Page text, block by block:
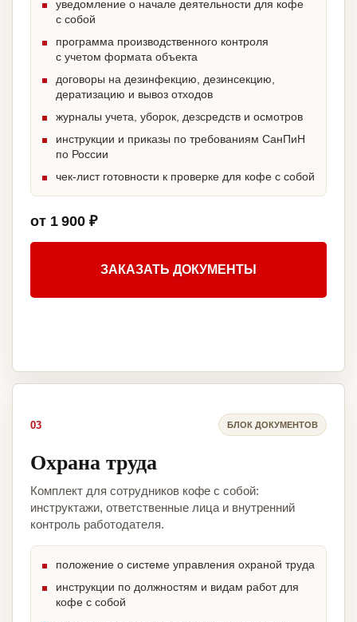
уведомление о начале деятельности для кофе
с собой
программа производственного контроля
с учетом формата объекта
договоры на дезинфекцию, дезинсекцию,
дератизацию и вывоз отходов
журналы учета, уборок, дезсредств и осмотров
инструкции и приказы по требованиям СанПиН
по России
чек-лист готовности к проверке для кофе с собой
от 1 900 ₽
ЗАКАЗАТЬ ДОКУМЕНТЫ
03 БЛОК ДОКУМЕНТОВ
Охрана труда
Комплект для сотрудников кофе с собой:
инструктажи, ответственные лица и внутренний
контроль работодателя.
положение о системе управления охраной труда
инструкции по должностям и видам работ для
кофе с собой